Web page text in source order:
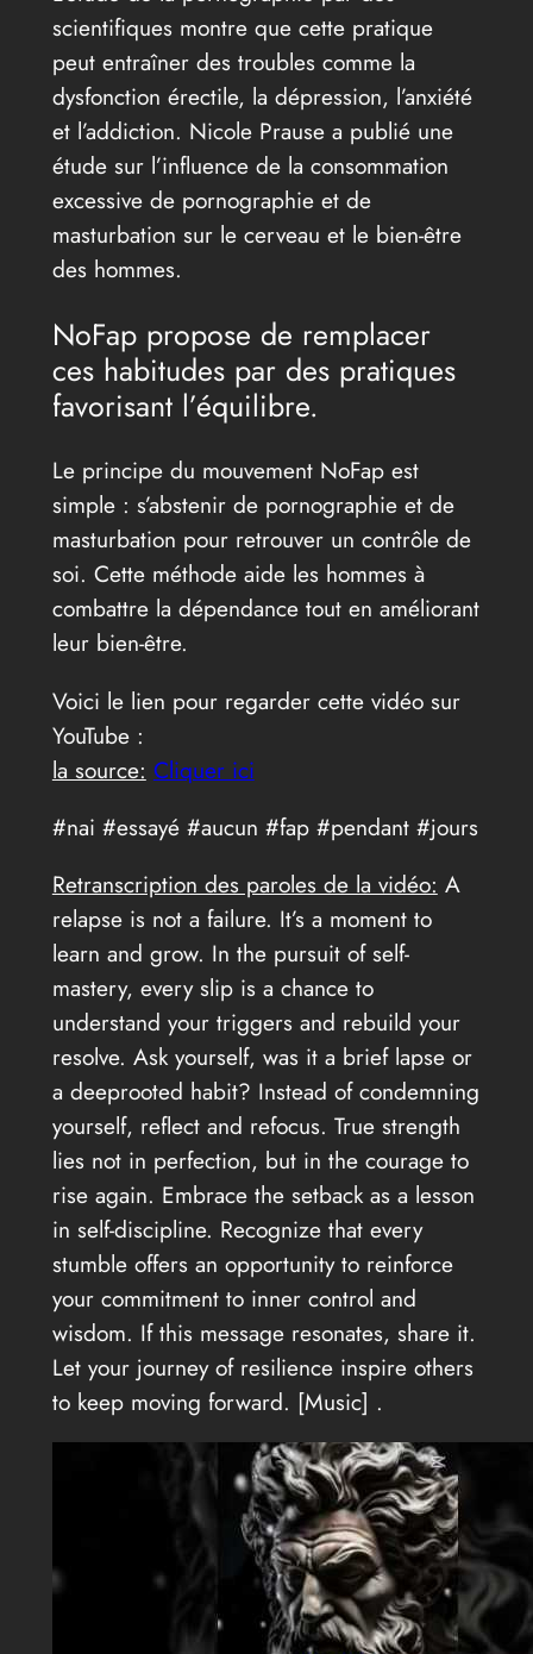
scientifiques montre que cette pratique
peut entraîner des troubles comme la
dysfonction érectile, la dépression, l’anxiété
et l’addiction. Nicole Prause a publié une
étude sur l’influence de la consommation
excessive de pornographie et de
masturbation sur le cerveau et le bien-être
des hommes.
NoFap propose de remplacer
ces habitudes par des pratiques
favorisant l’équilibre.
Le principe du mouvement NoFap est
simple : s’abstenir de pornographie et de
masturbation pour retrouver un contrôle de
soi. Cette méthode aide les hommes à
combattre la dépendance tout en améliorant
leur bien-être.
Voici le lien pour regarder cette vidéo sur
YouTube :
la source: Cliquer ici
#nai #essayé #aucun #fap #pendant #jours
Retranscription des paroles de la vidéo: A
relapse is not a failure. It’s a moment to
learn and grow. In the pursuit of self-
mastery, every slip is a chance to
understand your triggers and rebuild your
resolve. Ask yourself, was it a brief lapse or
a deeprooted habit? Instead of condemning
yourself, reflect and refocus. True strength
lies not in perfection, but in the courage to
rise again. Embrace the setback as a lesson
in self-discipline. Recognize that every
stumble offers an opportunity to reinforce
your commitment to inner control and
wisdom. If this message resonates, share it.
Let your journey of resilience inspire others
to keep moving forward. [Music] .